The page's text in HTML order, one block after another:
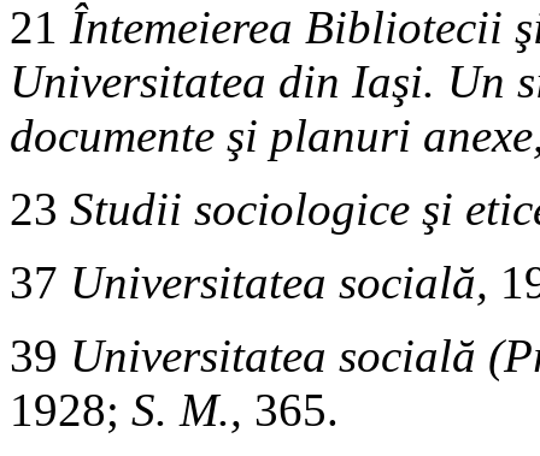
21 Întemeierea Bibliotecii
Universitatea din Iaşi. Un
documente şi planuri
23 Studii sociologice şi
37 Universitatea socială,
39 Universitatea socială
1928; S. M., 365.